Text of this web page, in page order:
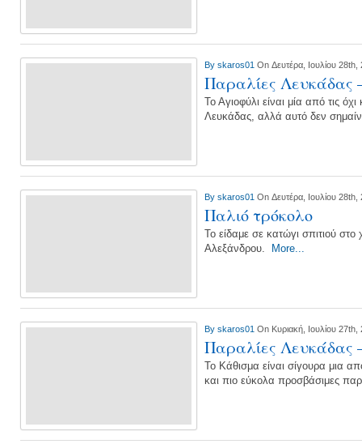
By skaros01 On Δευτέρα, Ιουλίου 28th,
Παραλίες Λευκάδας
Το Αγιοφύλι είναι μία από τις
Λευκάδας, αλλά αυτό δεν
By skaros01 On Δευτέρα, Ιουλίου 28th,
Παλιό τρόκολο
Το είδαμε σε κατώγι σπιτιού
Αλεξάνδρου.
More...
By skaros01 On Κυριακή, Ιουλίου 27th,
Παραλίες Λευκάδας
Το Κάθισμα είναι σίγουρα μια
και πιο εύκολα προσβάσιμες